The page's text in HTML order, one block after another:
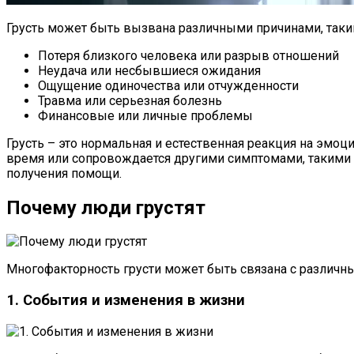
Грусть может быть вызвана различными причинами,
Потеря близкого человека или разрыв отношений
Неудача или несбывшиеся ожидания
Ощущение одиночества или отчужденности
Травма или серьезная болезнь
Финансовые или личные проблемы
Грусть – это нормальная и естественная реакция на
время или сопровождается другими симптомами, такими
получения помощи.
Почему люди грустят
Многофакторность грусти может быть связана с
1. События и изменения в жизни